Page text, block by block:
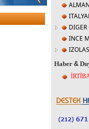
DIGER
INCE
Haber &